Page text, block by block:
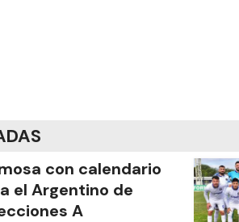
con calendario
el Argentino de
A